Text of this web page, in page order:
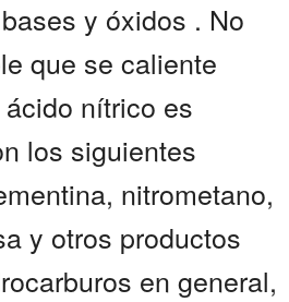
y óxidos . No
que se caliente
nítrico es
los siguientes
nitrometano,
y otros productos
en general,